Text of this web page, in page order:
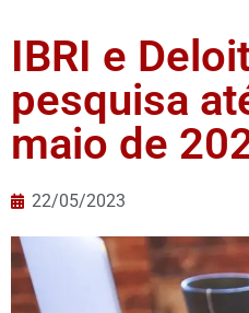
IBRI e
pesquisa
maio de
22/05/2023